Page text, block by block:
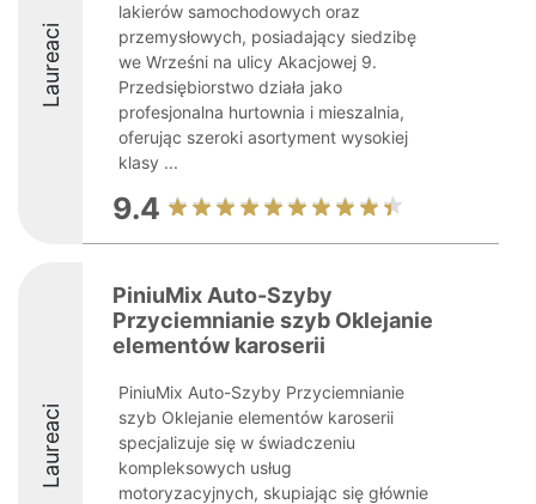
Laureaci
lakierów samochodowych oraz
przemysłowych, posiadający siedzibę
we Wrześni na ulicy Akacjowej 9.
Przedsiębiorstwo działa jako
profesjonalna hurtownia i mieszalnia,
oferując szeroki asortyment wysokiej
klasy ...
9.4
Laureaci
PiniuMix Auto-Szyby
Przyciemnianie szyb Oklejanie
elementów karoserii
PiniuMix Auto-Szyby Przyciemnianie
szyb Oklejanie elementów karoserii
specjalizuje się w świadczeniu
kompleksowych usług
motoryzacyjnych, skupiając się głównie